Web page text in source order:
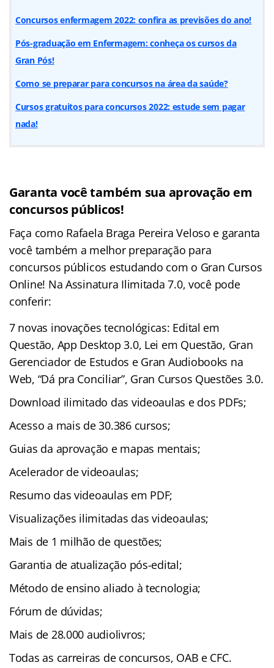
Concursos enfermagem 2022: confira as previsões do ano!
Pós-graduação em Enfermagem: conheça os cursos da
Gran Pós!
Como se preparar para concursos na área da saúde?
Cursos gratuitos para concursos 2022: estude sem pagar
nada!
Garanta você também sua aprovação em
concursos públicos!
Faça como Rafaela Braga Pereira Veloso e garanta
você também a melhor preparação para
concursos públicos estudando com o Gran Cursos
Online! Na Assinatura Ilimitada 7.0, você pode
conferir:
7 novas inovações tecnológicas: Edital em
Questão, App Desktop 3.0, Lei em Questão, Gran
Gerenciador de Estudos e Gran Audiobooks na
Web, “Dá pra Conciliar”, Gran Cursos Questões 3.0.
Download ilimitado das videoaulas e dos PDFs;
Acesso a mais de 30.386 cursos;
Guias da aprovação e mapas mentais;
Acelerador de videoaulas;
Resumo das videoaulas em PDF;
Visualizações ilimitadas das videoaulas;
Mais de 1 milhão de questões;
Garantia de atualização pós-edital;
Método de ensino aliado à tecnologia;
Fórum de dúvidas;
Mais de 28.000 audiolivros;
Todas as carreiras de concursos, OAB e CFC.